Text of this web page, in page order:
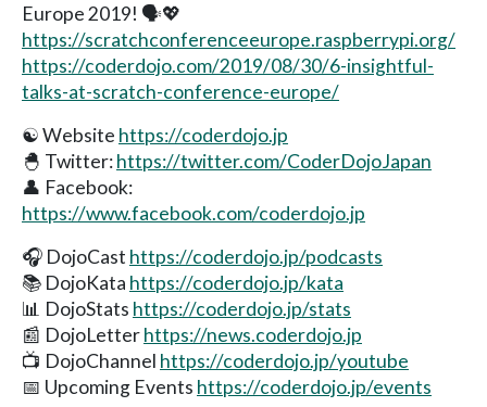
Europe 2019! 🗣💖
https://scratchconferenceeurope.raspberrypi.org/
https://coderdojo.com/2019/08/30/6-insightful-
talks-at-scratch-conference-europe/
☯️ Website https://coderdojo.jp
🐣 Twitter:https://twitter.com/CoderDojoJapan
👤 Facebook:
https://www.facebook.com/coderdojo.jp
🎧 DojoCast https://coderdojo.jp/podcasts
📚 DojoKata https://coderdojo.jp/kata
📊 DojoStats https://coderdojo.jp/stats
📰 DojoLetterhttps://news.coderdojo.jp
📺 DojoChannel https://coderdojo.jp/youtube
📅 Upcoming Events https://coderdojo.jp/events